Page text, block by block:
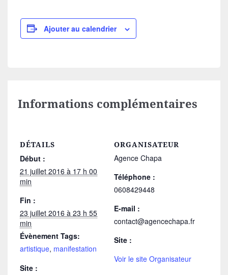
Ajouter au calendrier
Informations complémentaires
DÉTAILS
Début :
21 juillet 2016 à 17 h 00
min
Fin :
23 juillet 2016 à 23 h 55
min
Évènement Tags:
artistique, manifestation
Site :
ORGANISATEUR
Agence Chapa
Téléphone :
0608429448
E-mail :
contact@agencechapa.fr
Site :
Voir le site Organisateur